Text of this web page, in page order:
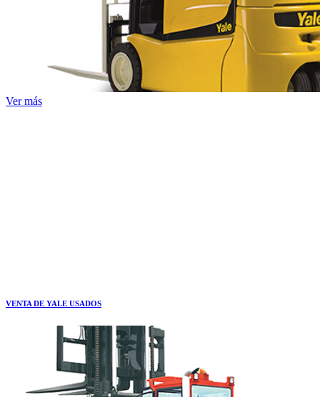
Ver más
VENTA DE YALE USADOS